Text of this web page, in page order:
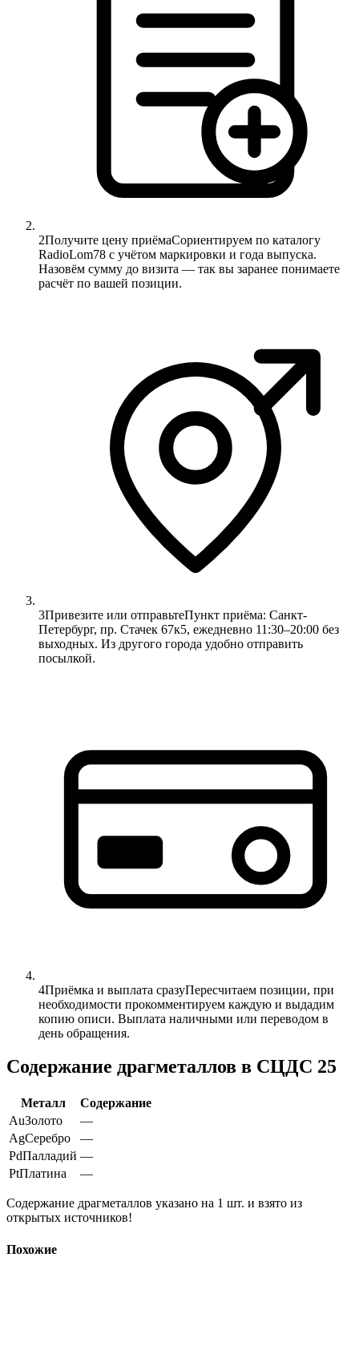
2Получите цену приёмаСориентируем по каталогу
RadioLom78 с учётом маркировки и года выпуска.
Назовём сумму до визита — так вы заранее понимаете
расчёт по вашей позиции.
3Привезите или отправьтеПункт приёма: Санкт-
Петербург, пр. Стачек 67к5, ежедневно 11:30–20:00 без
выходных. Из другого города удобно отправить
посылкой.
4Приёмка и выплата сразуПересчитаем позиции, при
необходимости прокомментируем каждую и выдадим
копию описи. Выплата наличными или переводом в
день обращения.
Содержание драгметаллов в СЦДС 25
Металл
Содержание
AuЗолото
—
AgСеребро
—
PdПалладий —
PtПлатина —
Содержание драгметаллов указано на 1 шт. и взято из
открытых источников!
Похожие